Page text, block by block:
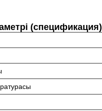
(спецификация)